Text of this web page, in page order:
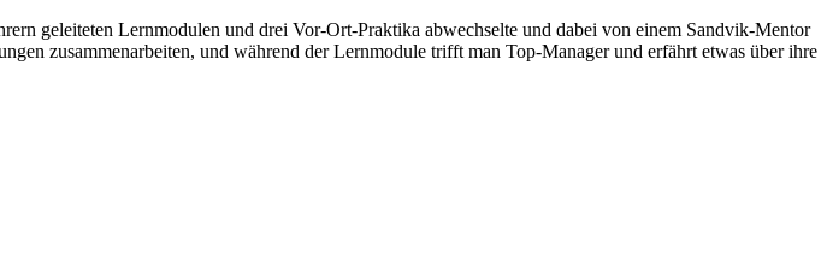
geleiteten Lernmodulen und drei Vor-Ort-Praktika abwechselte und dabei von einem Sandvik-Mentor
zusammenarbeiten, und während der Lernmodule trifft man Top-Manager und erfährt etwas über ihre